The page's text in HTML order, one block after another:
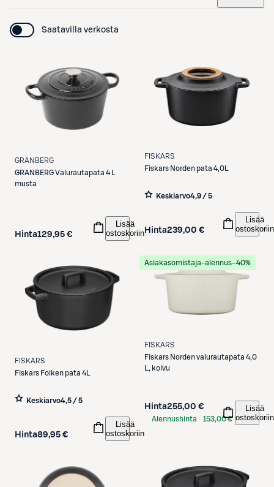
Saatavilla verkosta
GRANBERG
GRANBERGValurautapata 4 L
musta
Hinta129,95 €
Lisää
ostoskoriin
FISKARS
Fiskars Norden pata 4,0L
Keskiarvo4,9 / 5
Hinta239,00 €
Lisää
ostoskoriin
FISKARS
Fiskars Folken pata 4L
Keskiarvo4,5 / 5
Hinta89,95 €
Lisää
ostoskoriin
Asiakasomistaja-alennus−40%
FISKARS
Fiskars Norden valurautapata 4,0
L, koivu
Hinta255,00 €
Alennushinta
153,00 €
Lisää
ostoskoriin